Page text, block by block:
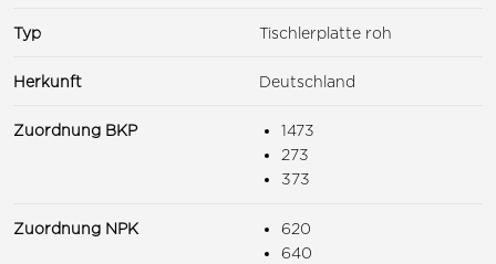
Typ Tischlerplatte roh
Herkunft Deutschland
Zuordnung BKP
1473
273
373
Zuordnung NPK
620
640